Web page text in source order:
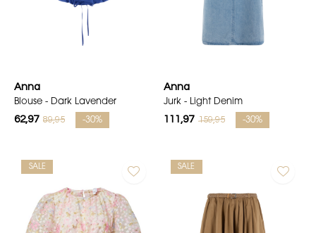
Anna
Blouse - Dark Lavender
62,97 89,95 -30%
Anna
Jurk - Light Denim
111,97 159,95 -30%
SALE SALE